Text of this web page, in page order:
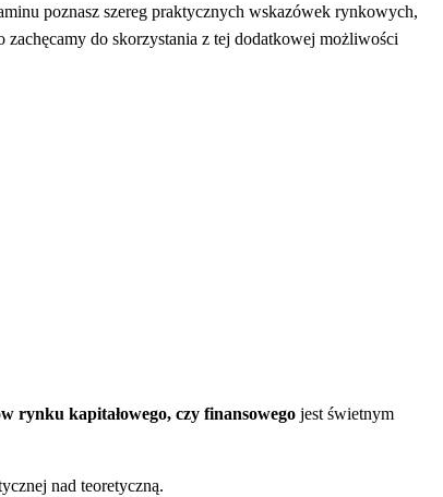
poznasz szereg praktycznych wskazówek rynkowych,
do skorzystania z tej dodatkowej możliwości
rynku kapitałowego, czy finansowego jest świetnym
nad teoretyczną.